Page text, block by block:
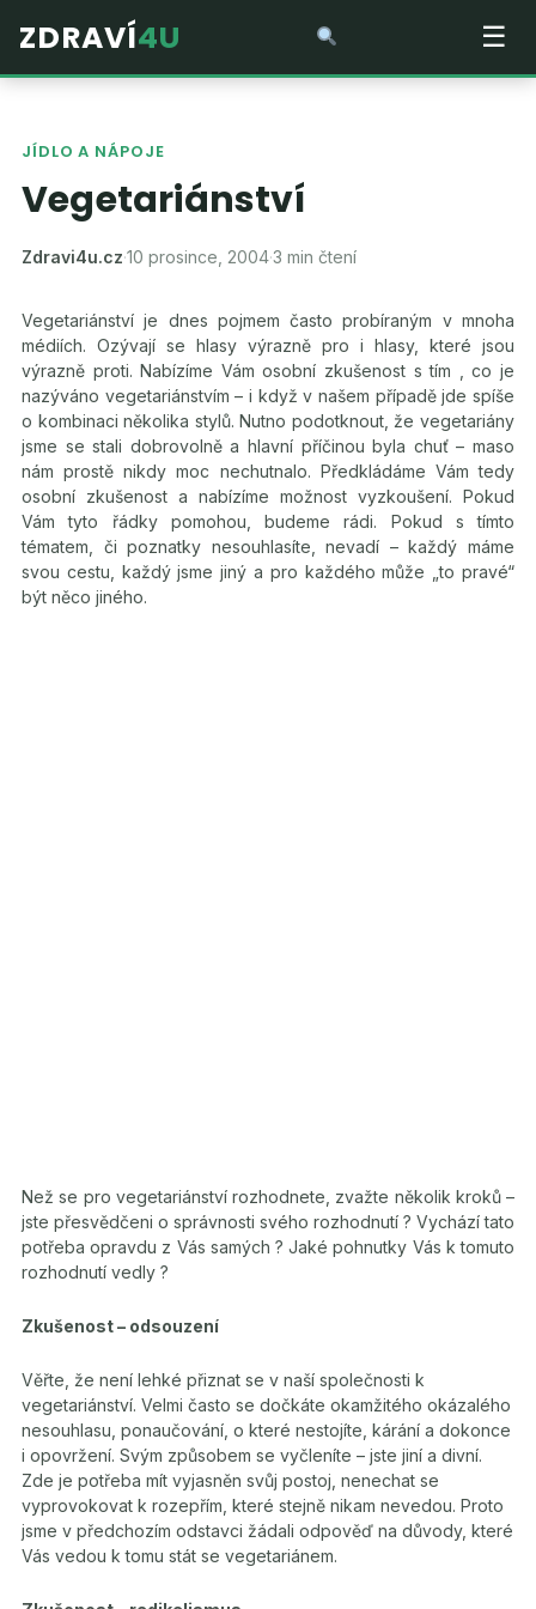
ZDRAVÍ4U ☰
JÍDLO A NÁPOJE
Vegetariánství
Zdravi4u.cz·10 prosince, 2004·3 min čtení
Vegetariánství je dnes pojmem často probíraným v mnoha
médiích. Ozývají se hlasy výrazně pro i hlasy, které jsou
výrazně proti. Nabízíme Vám osobní zkušenost s tím , co je
nazýváno vegetariánstvím – i když v našem případě jde spíše
o kombinaci několika stylů. Nutno podotknout, že vegetariány
jsme se stali dobrovolně a hlavní příčinou byla chuť – maso
nám prostě nikdy moc nechutnalo. Předkládáme Vám tedy
osobní zkušenost a nabízíme možnost vyzkoušení. Pokud
Vám tyto řádky pomohou, budeme rádi. Pokud s tímto
tématem, či poznatky nesouhlasíte, nevadí – každý máme
svou cestu, každý jsme jiný a pro každého může „to pravé“
být něco jiného.
Než se pro vegetariánství rozhodnete, zvažte několik kroků –
jste přesvědčeni o správnosti svého rozhodnutí ? Vychází tato
potřeba opravdu z Vás samých ? Jaké pohnutky Vás k tomuto
rozhodnutí vedly ?
Zkušenost – odsouzení
Věřte, že není lehké přiznat se v naší společnosti k
vegetariánství. Velmi často se dočkáte okamžitého okázalého
nesouhlasu, ponaučování, o které nestojíte, kárání a dokonce
i opovržení. Svým způsobem se vyčleníte – jste jiní a divní.
Zde je potřeba mít vyjasněn svůj postoj, nenechat se
vyprovokovat k rozepřím, které stejně nikam nevedou. Proto
jsme v předchozím odstavci žádali odpověď na důvody, které
Vás vedou k tomu stát se vegetariánem.